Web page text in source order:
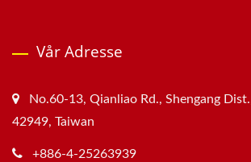
Vår Adresse
No.60-13, Qianliao Rd., Shengang
42949, Taiwan
+886-4-25263939